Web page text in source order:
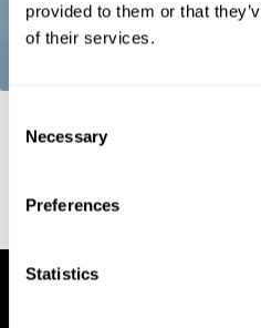
provided to them or that
of their services.
Selection
Necessary
Preferences
Statistics
Stroop, J. R (1935).